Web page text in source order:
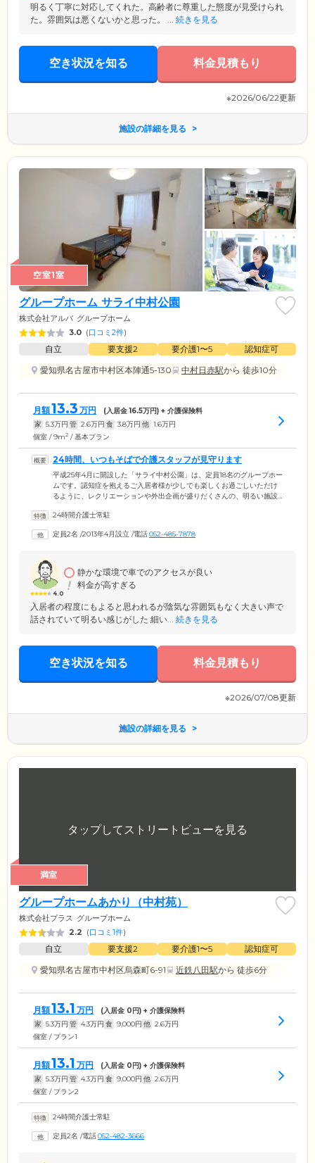
明るく丁寧に対応してくれた。高齢者に尊重した態度が見受けられ
た。雰囲気は悪くないかと思った。 ... 続きを見る
空き状況を知る 料金見積もり
※2026/06/22更新
施設の詳細を見る
空室1室
グループホーム サライ中村公園
株式会社アルバ グループホーム
3.0 (口コミ2件)
自立 要支援2 要介護1〜5
認知症可
愛知県名古屋市中村区本陣通5-130
中村日赤駅から 徒歩10分
月額13.3 万円 (入居金16.5万円) + 介護保険料
家 5.3万円 管 2.6万円 食 3.8万円 他 1.6万円
個室 / 9m2 / 基本プラン
24時間、いつもそばで介護スタッフが見守ります
平成25年4月に開設した「サライ中村公園」は、定員18名のグループホー
ムです。認知症を抱えるご入居者様が少しでも楽しくお過ごしいただけ
るように、レクリエーションや外出企画が盛りだくさんの、明るい施設
ります。近隣にある医療機関とも連携し、ご入居者様の健康をサポー
しを応援します。床ずれ・気管支炎・末期がんなどの方もご入居いただ
立地も魅力です。
24時間介護士常駐
定員2名 /2013年4月設立 /電話052-485-7878
4.0
静かな環境で車でのアクセスが良い
料金が高すぎる
入居者の程度にもよると思われるが陰気な雰囲気もなく大きい声で
話されていて明るい感じがした 細い... 続きを見る
空き状況を知る 料金見積もり
※2026/07/08更新
施設の詳細を見る
満室
グループホームあかり（中村苑）
株式会社プラス グループホーム
2.2 (口コミ1件)
自立 要支援2 要介護1〜5
認知症可
愛知県名古屋市中村区烏森町6-91
近鉄八田駅から 徒歩6分
月額13.1 万円 (入居金 0円) + 介護保険料
家 5.3万円 管 4.3万円 食 9,000円 他 2.6万円
個室 / プラン1
月額13.1 万円 (入居金 0円) + 介護保険料
家 5.3万円 管 4.3万円 食 9,000円 他 2.6万円
個室 / プラン2
24時間介護士常駐
定員2名 /電話052-482-3666